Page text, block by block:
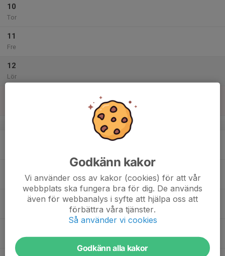
10
Tor
11
Fre
12
Lör
v.51
Godkänn kakor
Vi använder oss av kakor (cookies) för att vår
webbplats ska fungera bra för dig. De används
även för webbanalys i syfte att hjälpa oss att
förbättra våra tjänster.
Så använder vi cookies
Godkänn alla kakor